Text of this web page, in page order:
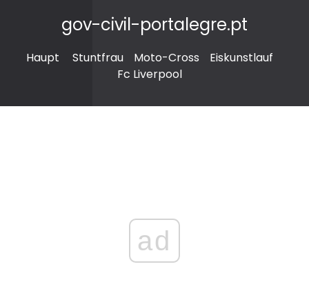
gov-civil-portalegre.pt
Haupt Stuntfrau Moto-Cross
Eiskunstlauf
Fc Liverpool
ad